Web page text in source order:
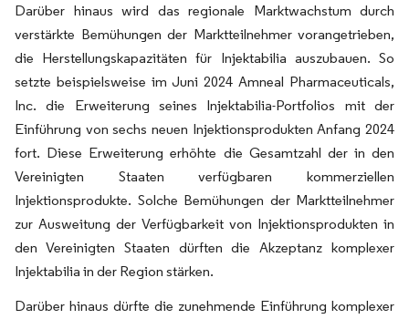
Darüber hinaus wird das regionale Marktwachstum durch
verstärkte Bemühungen der Marktteilnehmer vorangetrieben,
die Herstellungskapazitäten für Injektabilia auszubauen. So
setzte beispielsweise im Juni 2024 Amneal Pharmaceuticals,
Inc. die Erweiterung seines Injektabilia-Portfolios mit der
Einführung von sechs neuen Injektionsprodukten Anfang 2024
fort. Diese Erweiterung erhöhte die Gesamtzahl der in den
Vereinigten Staaten verfügbaren kommerziellen
Injektionsprodukte. Solche Bemühungen der Marktteilnehmer
zur Ausweitung der Verfügbarkeit von Injektionsprodukten in
den Vereinigten Staaten dürften die Akzeptanz komplexer
Injektabilia in der Region stärken.
Darüber hinaus dürfte die zunehmende Einführung komplexer